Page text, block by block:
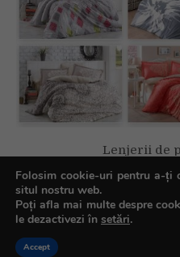
Lenjerii de
Folosim cookie-uri pentru a-ți
situl nostru web.
Poți afla mai multe despre
le dezactivezi în setări.
Accept